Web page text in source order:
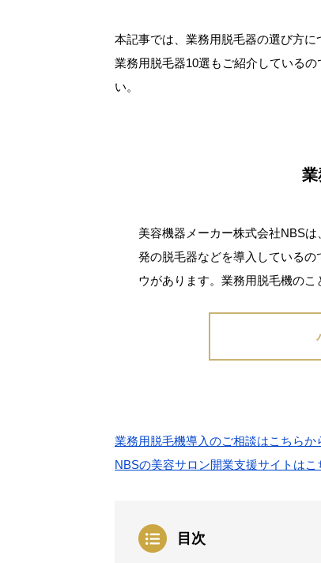
本記事では、業務用脱毛器の選び方
業務用脱毛器10選もご紹介している
い。
業
美容機器メーカー株式会社NBS
発の脱毛器などを導入している
ウがあります。業務用脱毛機のこ
業務用脱毛機導入のご相談はこちらか
NBSの美容サロン開業支援サイトはこ
目次